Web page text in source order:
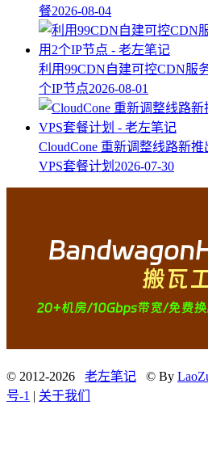
餐2026-08-04
利用99CDN自建可控CDN服
个IP节点2026-08-01
CloudCone 重新调整线路新
VPS套餐计划 2026-07-30
© 2012-2026 老左笔记 © By
号-1 | 关于我们